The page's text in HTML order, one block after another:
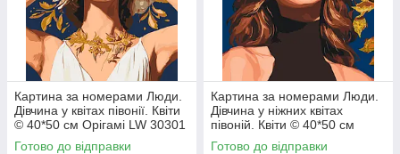
Картина за номерами Люди.
Дівчина у квітах півонії. Квіти
© 40*50 см Орігамі LW 30301
Готово до відправки
Картина за номерами Люди.
Дівчина у ніжних квітах
півоній. Квіти © 40*50 см
Орігамі LW 30521
Готово до відправки